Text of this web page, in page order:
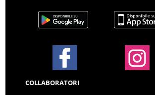
COLLABORATORI